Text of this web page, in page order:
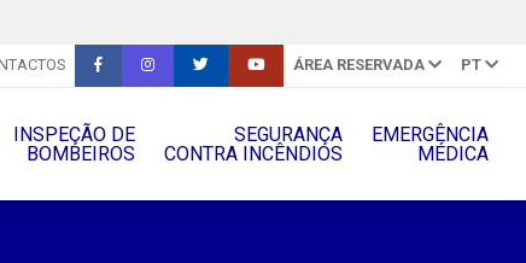
ÁREA RESERVADA PT
INSPEÇÃO DE
BOMBEIROS
SEGURANÇA
CONTRA INCÊNDIOS
EMERGÊNCIA
MÉDICA